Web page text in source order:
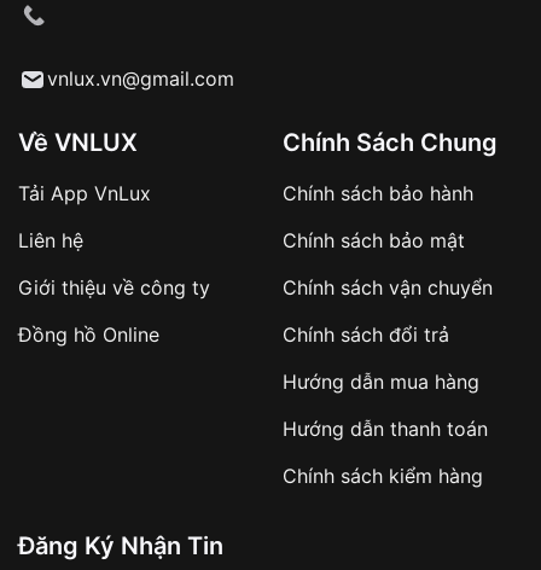
Từ khóa SEO:
sản phẩm đặc biệt
Khách hàng cần
đặt cọc trước 10% giá trị đơn
hàng
Số tiền còn lại thanh toán khi nhận hàng hoặc
✔️ Hạn chế tình trạng hủy đơn không mong
Từ khóa SEO:
vnlux.vn@gmail.com
Về VNLUX
Tải App VnLux
Liên hệ
Giới thiệu về công ty
Đồng hồ Online
Chính Sách Chung
Chính sách bảo hành
Chính sách bảo mật
Chính sách vận chuyển
Chính sách đổi trả
Hướng dẫn mua hàng
Hướng dẫn thanh toán
Chính sách kiểm hàng
Đăng Ký Nhận Tin